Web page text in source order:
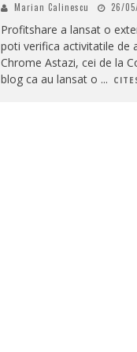
Marian Calinescu 26/
Profitshare a lansat o
poti verifica activitatile de
Chrome Astazi, cei de la
blog ca au lansat o ...